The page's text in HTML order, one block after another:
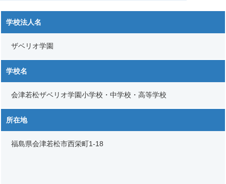
学校法人名
ザベリオ学園
学校名
会津若松ザベリオ学園小学校・中学校・高等学校
所在地
福島県会津若松市西栄町1-18